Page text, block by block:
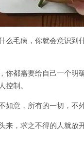
么毛病，你就会意识
你都需要给自己一个
制。
如意，所有的一切，不
来，求之不得的人就